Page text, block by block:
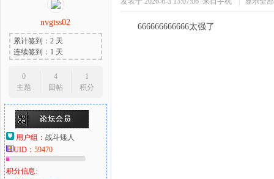
nvgtss02
累计签到：2 天
连续签到：1 天
0
主题
4
回帖
1
积分
用户组： 战斗矮人
UID： 59470
积分信息:
666666666666太强了